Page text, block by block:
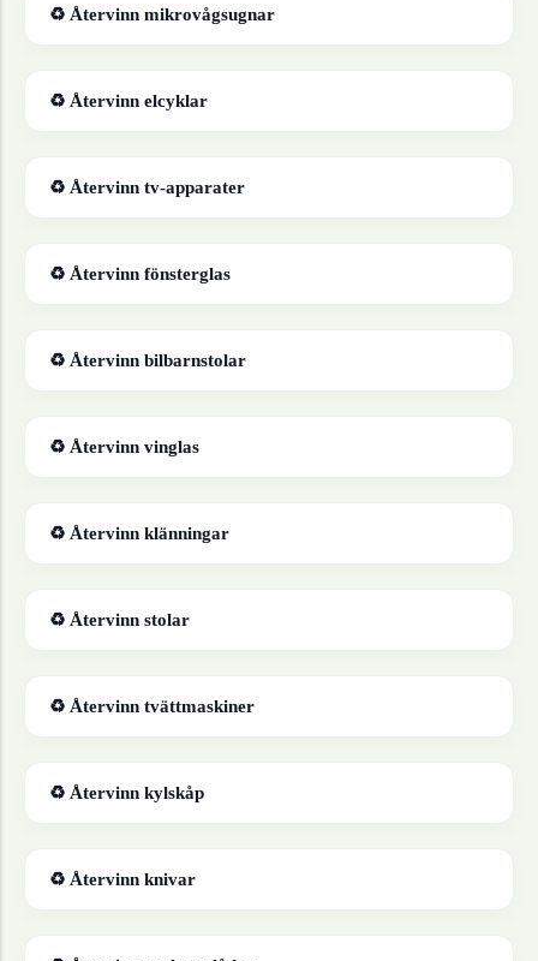
♻ Återvinn mikrovågsugnar
♻ Återvinn elcyklar
♻ Återvinn tv-apparater
♻ Återvinn fönsterglas
♻ Återvinn bilbarnstolar
♻ Återvinn vinglas
♻ Återvinn klänningar
♻ Återvinn stolar
♻ Återvinn tvättmaskiner
♻ Återvinn kylskåp
♻ Återvinn knivar